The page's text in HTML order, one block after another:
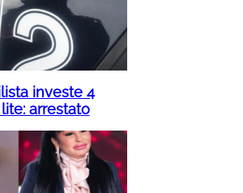
investe 4
arrestato